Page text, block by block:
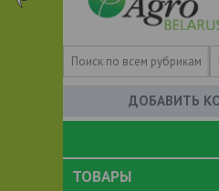
ДОБАВИТЬ
ТОВАРЫ